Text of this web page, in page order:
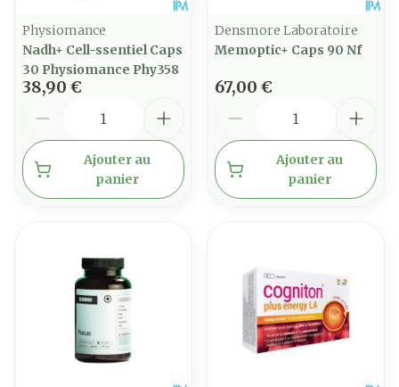
Physiomance
Nadh+ Cell-ssentiel Caps
30 Physiomance Phy358
38,90 €
Ajouter au
panier
Densmore Laboratoire
Memoptic+ Caps 90 Nf
67,00 €
Ajouter au
panier